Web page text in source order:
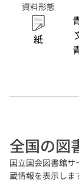
資料形態
紙
全国の図
国立国会図書館
蔵情報を表示しま